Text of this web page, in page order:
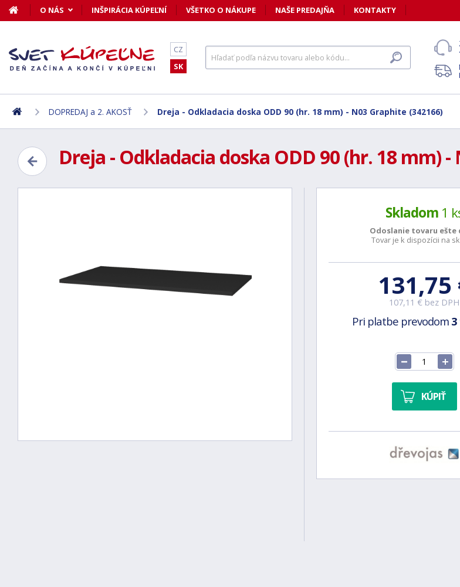
O NÁS INŠPIRÁCIA KÚPEĽNÍ VŠETKO O NÁKUPE NAŠE PREDAJŇA KONTAKTY
CZ
SK
DOPREDAJ a 2. AKOSŤ Dreja - Odkladacia doska ODD 90 (hr. 18 mm) - N03 Graphite (342166)
Dreja - Odkladacia doska ODD 90 (hr. 18 mm) -
Skladom1
Odoslanie tovaru ešte
Tovar je k dispozícii na
131,75
107,11 € bez DPH
Pri platbe prevodom 3
KÚPIŤ